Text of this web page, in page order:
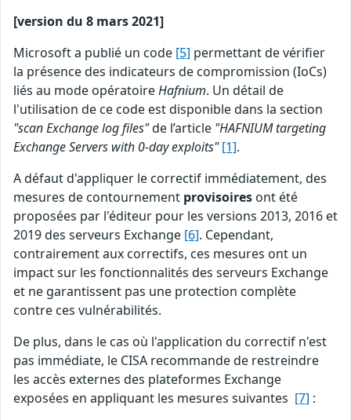
[version du 8 mars 2021]
Microsoft a publié un code [5] permettant de vérifier
la présence des indicateurs de compromission (IoCs)
liés au mode opératoireHafnium. Un détail de
l'utilisation de ce code est disponible dans la section
"scan Exchange log files"de l’article "HAFNIUM targeting
Exchange Servers with 0-day exploits" [1].
A défaut d'appliquer le correctif immédiatement, des
mesures de contournement provisoires ont été
proposées par l'éditeur pour les versions 2013, 2016 et
2019 des serveurs Exchange [6]. Cependant,
contrairement aux correctifs, ces mesures ont un
impact sur les fonctionnalités des serveurs Exchange
et ne garantissent pas une protection complète
contre ces vulnérabilités.
De plus, dans le cas où l'application du correctif n'est
pas immédiate, le CISA recommande de restreindre
les accès externes des plateformes Exchange
exposées en appliquant les mesures suivantes [7] :